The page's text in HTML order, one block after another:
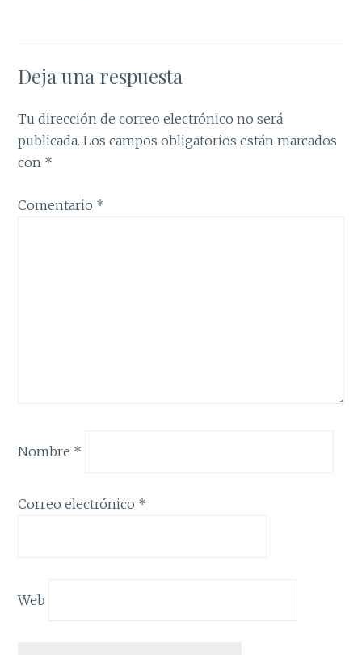
Deja una respuesta
Tu dirección de correo electrónico no será
publicada. Los campos obligatorios están marcados
con *
Comentario *
Nombre *
Correo electrónico *
Web